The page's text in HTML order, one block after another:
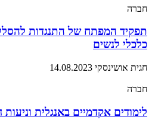
חברה
תפקיד המפתח של התנגדות
כלכלי לנשים
חגית אושינסקי 14.08.2023
חברה
לימודים אקדמיים באנגלית